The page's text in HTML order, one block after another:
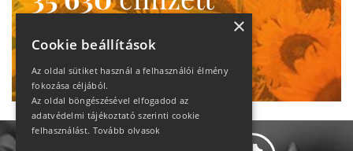
heti motiváció
Ne maradj le!
×
Cookie beállítások
Az oldal sütiket használ a felhasználói élmény
fokozása céljából.
Az oldal böngészésével elfogadod az
adatvédelmi tájékoztató szerinti cookie
felhasználást. Tovább olvasok